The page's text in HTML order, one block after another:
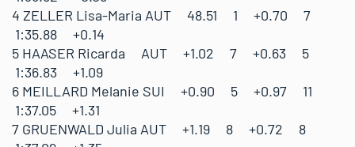
4 ZELLER Lisa-Maria AUT 48.51 1 +0.70 7
1:35.88 +0.14
5 HAASER Ricarda AUT +1.02 7 +0.63 5
1:36.83 +1.09
6 MEILLARD Melanie SUI +0.90 5 +0.97 11
1:37.05 +1.31
7 GRUENWALD Julia AUT +1.19 8 +0.72 8